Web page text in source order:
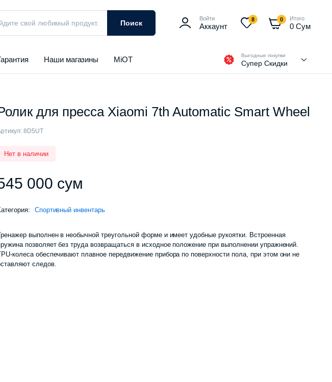
Поиск
Войти
Аккаунт
8 0 Итого
0Сум
Наши магазины MiOT Выгодные покупки
Супер Скидки
для пресса Xiaomi 7th Automatic Smart Wheel
8D5UT
Нет в наличии
000 сум
Спортивный инвентарь
выполнен в необычной треугольной форме и имеет удобные рукоятки. Встроенная
позволяет без труда возвращаться в исходное положение при выполнении упражнений.
колеса обеспечивают плавное передвижение прибора по поверхности пола, при этом они не
следов.